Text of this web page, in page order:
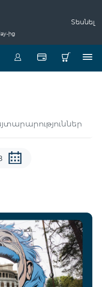
ից
Տեսնել